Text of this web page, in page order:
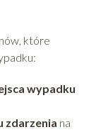
które
wypadku
zdarzenia na